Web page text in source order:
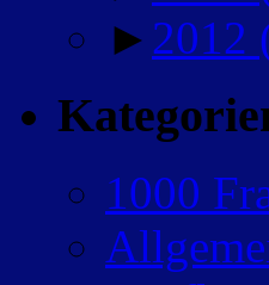
► 2012
1000